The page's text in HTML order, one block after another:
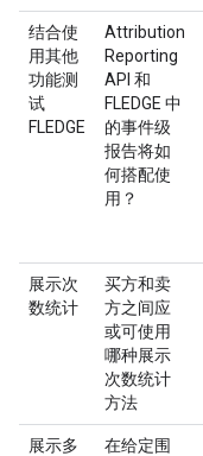
结合使
用其他
功能测
试
FLEDGE
Attribution
Reporting
API 和
FLEDGE 中
的事件级
报告将如
何搭配使
用？
展示次
数统计
买方和卖
方之间应
或可使用
哪种展示
次数统计
方法
展示多 在给定围